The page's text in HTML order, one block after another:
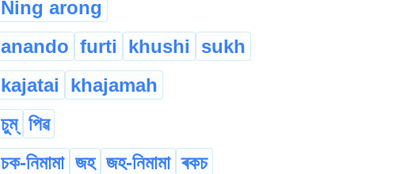
Ning arong
anando furti khushi sukh
kajatai khajamah
চুম্ পিৱ
চক-নিমামা জহ জহ-নিমামা ৰকচ